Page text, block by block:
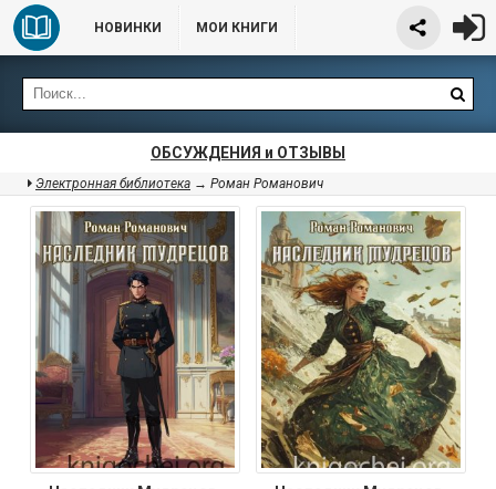
НОВИНКИ МОИ КНИГИ
ОБСУЖДЕНИЯ и ОТЗЫВЫ
Электронная библиотека → Роман Романович